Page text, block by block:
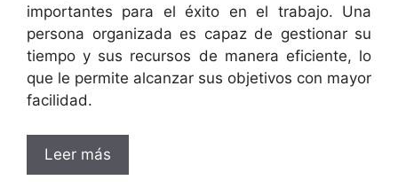
importantes para el éxito en el trabajo. Una
persona organizada es capaz de gestionar su
tiempo y sus recursos de manera eficiente, lo
que le permite alcanzar sus objetivos con mayor
facilidad.
Leer más